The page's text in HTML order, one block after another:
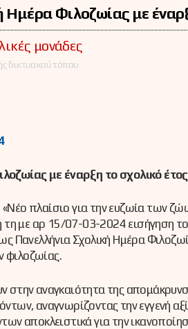
Ημέρα Φιλοζωίας με
μονάδες
δικτυακού τόπου
με έναρξη το σχολικό
πλαίσιο για την ευζωία των
με αρ 15/07-03-2024 εισήγηση
Πανελλήνια Σχολική Ημέρα
φιλοζωίας.
στην αναγκαιότητα της
αναγνωρίζοντας την εγγενή
αποκλειστικά για την